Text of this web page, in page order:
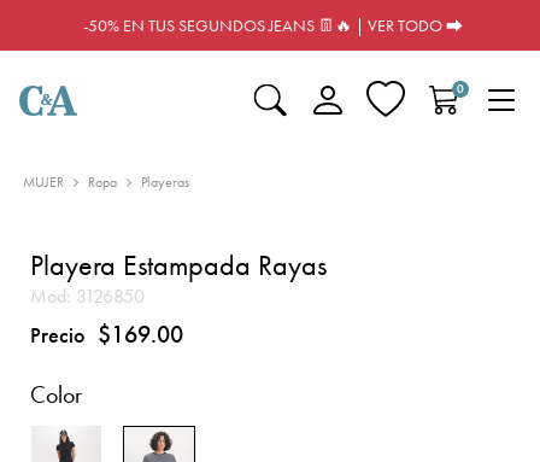
-50% EN TUS SEGUNDOS JEANS 👖🔥 | VER TODO ⮕
0
MUJER Ropa Playeras
Playera Estampada Rayas
Mod: 3126850
Precio $169.00
Color